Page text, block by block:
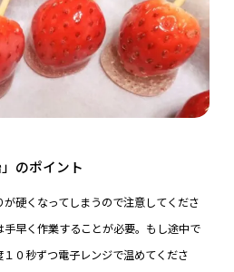
のポイント
硬くなってしまうので注意してくださ
早く作業することが必要。もし途中で
０秒ずつ電子レンジで温めてくださ